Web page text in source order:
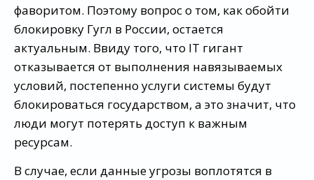
фаворитом. Поэтому вопрос о том, как обойти
блокировку Гугл в России, остается
актуальным. Ввиду того, что IT гигант
отказывается от выполнения навязываемых
условий, постепенно услуги системы будут
блокироваться государством, а это значит, что
люди могут потерять доступ к важным
ресурсам.
В случае, если данные угрозы воплотятся в